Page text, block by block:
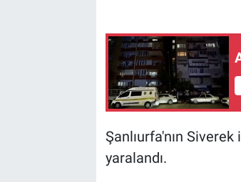
Şanlıurfa'nın
yaralandı.